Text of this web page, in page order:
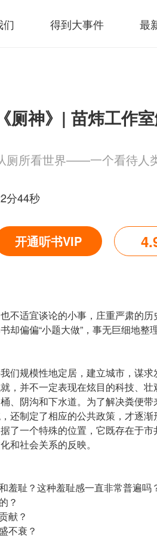
们 得到大事件 最
《厕神》| 苗炜工作
厕所看世界——一个看待人
分44秒
开通听书VIP
不适宜谈论的小事，庄重严肃的历
却偏偏“小题大做”，事无巨细地整
们规模性地定居，建立城市，谋
，并不一定表现在炫目的科技、
、阴沟和下水道。为了解决粪便
制定了相应的公共政策，才逐渐
了一个特殊的位置，它既存在于
和社会关系的反映。
羞耻？这种羞耻感一直非常普遍吗
？
献？
不衰？